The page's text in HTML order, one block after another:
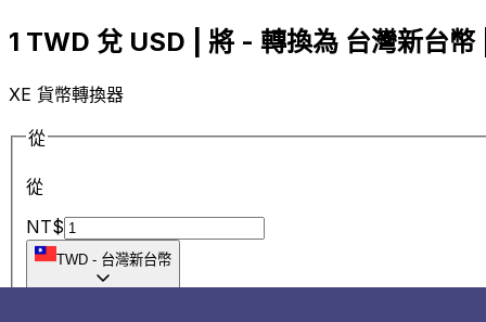
1 TWD 兌 USD | 將 - 轉換為 台灣新台幣
XE 貨幣轉換器
從
從
NT$
TWD - 台灣新台幣